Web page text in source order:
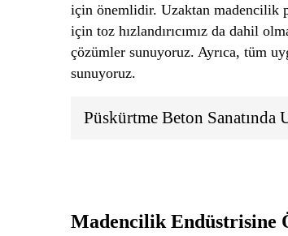
için önemlidir. Uzaktan madencilik
için toz hızlandırıcımız da dahil
çözümler sunuyoruz. Ayrıca, tüm
sunuyoruz.
Püskürtme Beton Sanatında
Madencilik Endüstrisine